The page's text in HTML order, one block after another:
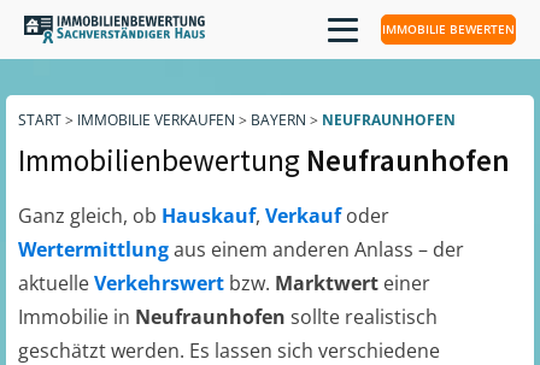
IMMOBILIE BEWERTEN
START> IMMOBILIE VERKAUFEN > BAYERN > NEUFRAUNHOFEN
Immobilienbewertung Neufraunhofen
Ganz gleich, ob Hauskauf, Verkaufoder
Wertermittlungaus einem anderen Anlass – der
aktuelleVerkehrswert bzw. Marktwert einer
Immobilie in Neufraunhofen sollte realistisch
geschätzt werden. Es lassen sich verschiedene